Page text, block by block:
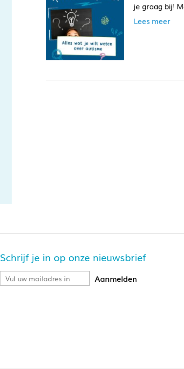
je graag bij!
Lees meer
Schrijf je in op onze nieuwsbrief